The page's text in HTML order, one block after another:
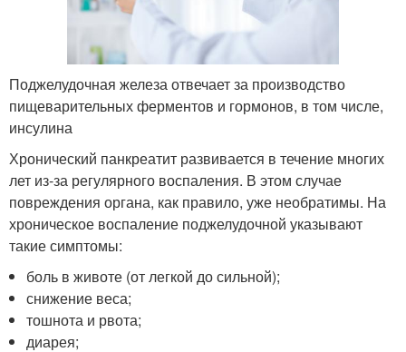
Поджелудочная железа отвечает за производство
пищеварительных ферментов и гормонов, в том числе,
инсулина
Хронический панкреатит развивается в течение многих
лет из-за регулярного воспаления. В этом случае
повреждения органа, как правило, уже необратимы. На
хроническое воспаление поджелудочной указывают
такие симптомы:
боль в животе (от легкой до сильной);
снижение веса;
тошнота и рвота;
диарея;